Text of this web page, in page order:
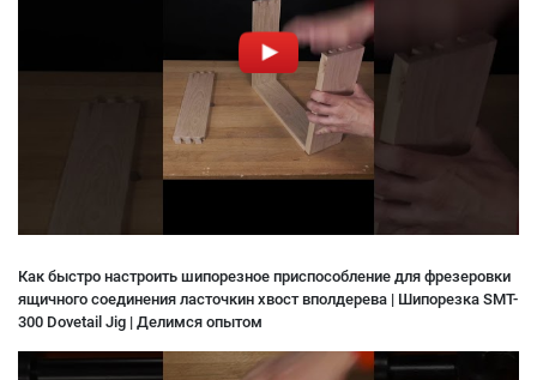
Как быстро настроить шипорезное приспособление для фрезеровки
ящичного соединения ласточкин хвост вполдерева | Шипорезка SMT-
300 Dovetail Jig | Делимся опытом